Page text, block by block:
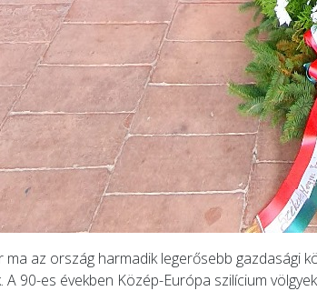
ma az ország harmadik legerősebb gazdasági
A 90-es években Közép-Európa szilícium